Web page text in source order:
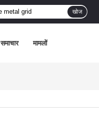
खोज
समाचार मामलों